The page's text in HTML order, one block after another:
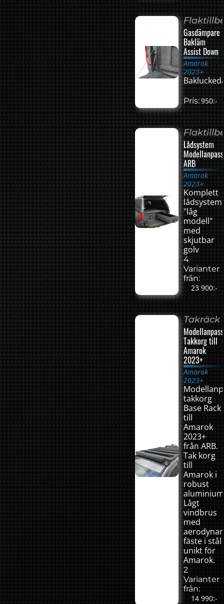
Gasdämpare
Bakläm
Assist Down
Amarok
2023+
Pris:950:-
Lådsystem
ARB
Amarok
2023+
Komplett
lådsystem
"låg
modell"
med
skjutbar
golv
4
Varianter
från:
23 900:-
Takräck
Takkorg till
Amarok
2023+
Amarok
2023+
takkorg
Base Rack
till
Amarok
2023+
från ARB.
Tak korg
till
Amarok i
robust
Lågt
vindbrus
med
fäste i stål
unikt för
Amarok.
2
Varianter
från:
14 990:-